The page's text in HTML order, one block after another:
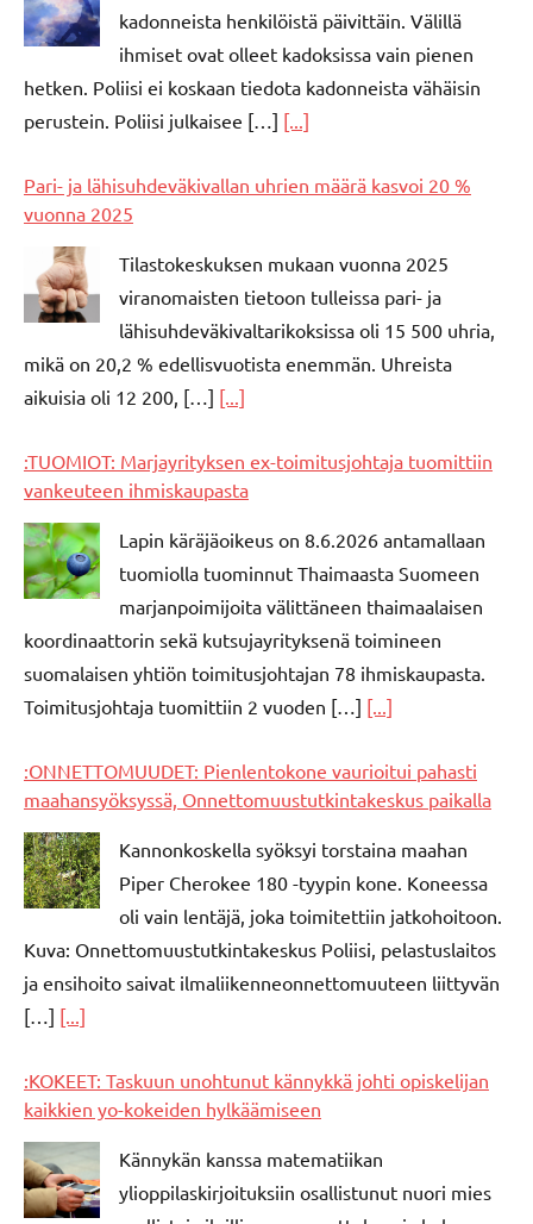
kadonneista henkilöistä päivittäin. Välillä
ihmiset ovat olleet kadoksissa vain pienen
hetken. Poliisi ei koskaan tiedota kadonneista vähäisin
perustein. Poliisi julkaisee […] [...]
Pari- ja lähisuhdeväkivallan uhrien määrä kasvoi 20 %
vuonna 2025
Tilastokeskuksen mukaan vuonna 2025
viranomaisten tietoon tulleissa pari- ja
lähisuhdeväkivaltarikoksissa oli 15 500 uhria,
mikä on 20,2 % edellisvuotista enemmän. Uhreista
aikuisia oli 12 200, […] [...]
:TUOMIOT: Marjayrityksen ex-toimitusjohtaja tuomittiin
vankeuteen ihmiskaupasta
Lapin käräjäoikeus on 8.6.2026 antamallaan
tuomiolla tuominnut Thaimaasta Suomeen
marjanpoimijoita välittäneen thaimaalaisen
koordinaattorin sekä kutsujayrityksenä toimineen
suomalaisen yhtiön toimitusjohtajan 78 ihmiskaupasta.
Toimitusjohtaja tuomittiin 2 vuoden […] [...]
:ONNETTOMUUDET: Pienlentokone vaurioitui pahasti
maahansyöksyssä, Onnettomuustutkintakeskus paikalla
Kannonkoskella syöksyi torstaina maahan
Piper Cherokee 180 -tyypin kone. Koneessa
oli vain lentäjä, joka toimitettiin jatkohoitoon.
Kuva: Onnettomuustutkintakeskus Poliisi, pelastuslaitos
ja ensihoito saivat ilmaliikenneonnettomuuteen liittyvän
[…] [...]
:KOKEET: Taskuun unohtunut kännykkä johti opiskelijan
kaikkien yo-kokeiden hylkäämiseen
Kännykän kanssa matematiikan
ylioppilaskirjoituksiin osallistunut nuori mies